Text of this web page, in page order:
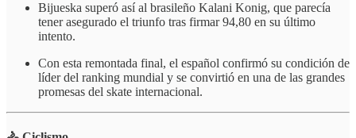
Bijueska superó así al brasileño Kalani Konig, que parecía
tener asegurado el triunfo tras firmar 94,80 en su último
intento.
Con esta remontada final, el español confirmó su condición de
líder del ranking mundial y se convirtió en una de las grandes
promesas del skate internacional.